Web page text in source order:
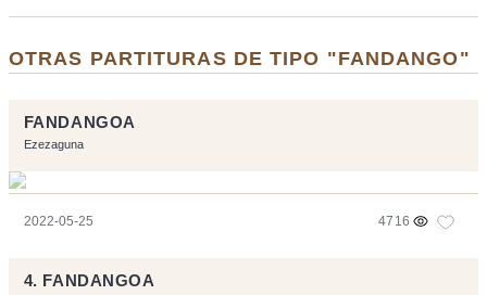
OTRAS PARTITURAS DE TIPO "FANDANGO"
FANDANGOA
Ezezaguna
2022-05-25 4716
4. FANDANGOA